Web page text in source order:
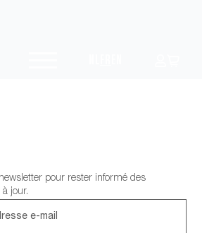
pour rester informé des
jour.